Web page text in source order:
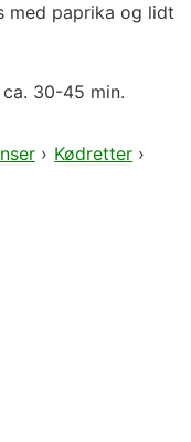
med paprika og lidt
30-45 min.
› Kødretter ›